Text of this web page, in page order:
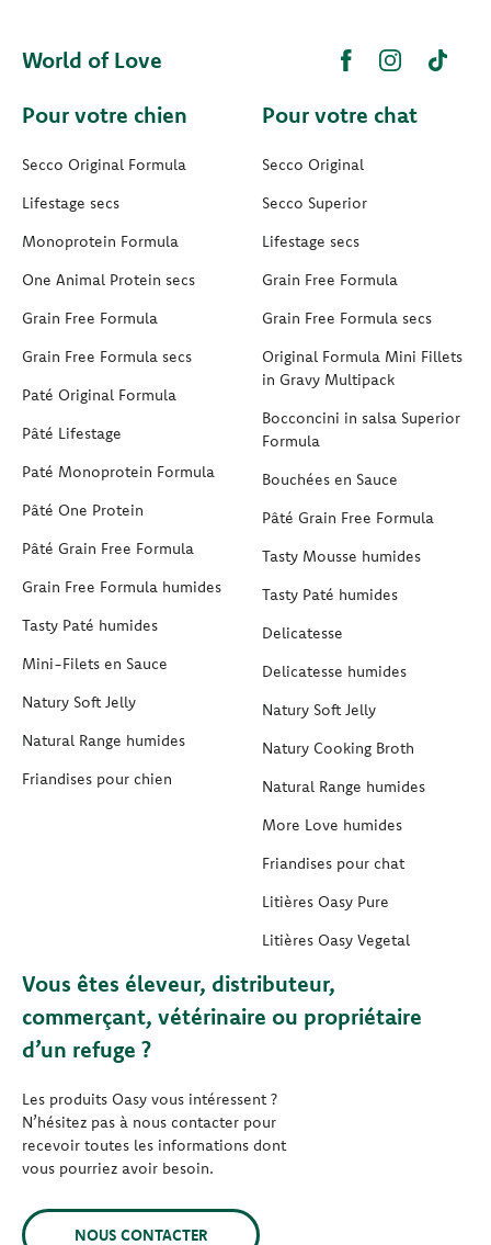
World of Love
Pour votre chien
Secco Original Formula
Lifestage secs
Monoprotein Formula
One Animal Protein secs
Grain Free Formula
Grain Free Formula secs
Paté Original Formula
Pâté Lifestage
Paté Monoprotein Formula
Pâté One Protein
Pâté Grain Free Formula
Grain Free Formula humides
Tasty Paté humides
Mini-Filets en Sauce
Natury Soft Jelly
Natural Range humides
Friandises pour chien
Pour votre chat
Secco Original
Secco Superior
Lifestage secs
Grain Free Formula
Grain Free Formula secs
Original Formula Mini Fillets
in Gravy Multipack
Bocconcini in salsa Superior
Formula
Bouchées en Sauce
Pâté Grain Free Formula
Tasty Mousse humides
Tasty Paté humides
Delicatesse
Delicatesse humides
Natury Soft Jelly
Natury Cooking Broth
Natural Range humides
More Love humides
Friandises pour chat
Litières Oasy Pure
Litières Oasy Vegetal
Vous êtes éleveur, distributeur,
commerçant, vétérinaire ou propriétaire
d’un refuge ?
Les produits Oasy vous intéressent ?
N’hésitez pas à nous contacter pour
recevoir toutes les informations dont
vous pourriez avoir besoin.
NOUS CONTACTER